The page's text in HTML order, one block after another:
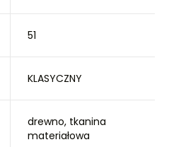
51
KLASYCZNY
drewno, tkanina
materiałowa